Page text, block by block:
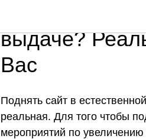
Поднять сайт
выдаче?
Вас
Поднять сайт в
реальная. Для того чтобы
мероприятий по